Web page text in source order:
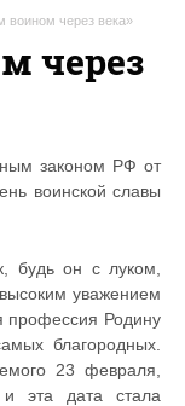
воином через века»
через
законом РФ от
воинской славы
будь он с луком,
уважением
профессия Родину
благородных.
23 февраля,
и эта дата стала